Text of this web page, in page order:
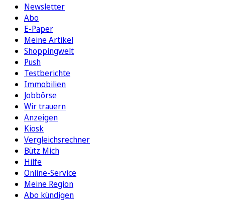
Newsletter
Abo
E-Paper
Meine Artikel
Shoppingwelt
Push
Testberichte
Immobilien
Jobbörse
Wir trauern
Anzeigen
Kiosk
Vergleichsrechner
Bütz Mich
Hilfe
Online-Service
Meine Region
Abo kündigen